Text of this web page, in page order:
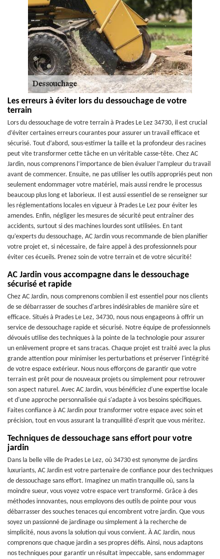
Les erreurs à éviter lors du dessouchage de votre
terrain
Lors du dessouchage de votre terrain à Prades Le Lez 34730, il est crucial
d’éviter certaines erreurs courantes pour assurer un travail efficace et
sécurisé. Tout d’abord, sous-estimer la taille et la profondeur des racines
peut vite transformer cette tâche en un véritable casse-tête. Chez AC
Jardin, nous comprenons l’importance de bien évaluer l’ampleur du travail
avant de commencer. Ensuite, ne pas utiliser les outils appropriés peut non
seulement endommager votre matériel, mais aussi rendre le processus
beaucoup plus long et laborieux. Il est aussi essentiel de se renseigner sur
les réglementations locales en vigueur à Prades Le Lez pour éviter les
amendes. Enfin, négliger les mesures de sécurité peut entraîner des
accidents, surtout si des machines lourdes sont utilisées. En tant
qu’experts du dessouchage, AC Jardin vous recommande de bien planifier
votre projet et, si nécessaire, de faire appel à des professionnels pour
éviter ces écueils. Prenez soin de votre terrain et de votre sécurité!
AC Jardin vous accompagne dans le dessouchage
sécurisé et rapide
Chez AC Jardin, nous comprenons combien il est essentiel pour nos clients
de se débarrasser de souches d'arbres indésirables de manière sûre et
efficace. Situés à Prades Le Lez, 34730, nous nous engageons à offrir un
service de dessouchage rapide et sécurisé. Notre équipe de professionnels
dévoués utilise des techniques à la pointe de la technologie pour assurer
un enlèvement propre et sans tracas. Chaque projet est traité avec la plus
grande attention pour minimiser les perturbations et préserver l'intégrité
de votre espace extérieur. Nous nous efforçons de garantir que votre
terrain est prêt pour de nouveaux projets ou simplement pour retrouver
son aspect naturel. Avec AC Jardin, vous bénéficiez d'une expertise locale
et d'une approche personnalisée qui s'adapte à vos besoins spécifiques.
Faites confiance à AC Jardin pour transformer votre espace avec soin et
précision, tout en vous assurant la tranquillité d'esprit que vous méritez.
Techniques de dessouchage sans effort pour votre
jardin
Dans la belle ville de Prades Le Lez, où 34730 est synonyme de jardins
luxuriants, AC Jardin est votre partenaire de confiance pour des techniques
de dessouchage sans effort. Imaginez un matin tranquille où, sans la
moindre sueur, vous voyez votre espace vert transformé. Grâce à des
méthodes innovantes, nous employons des outils de pointe pour vous
débarrasser des souches tenaces qui encombrent votre jardin. Que vous
soyez un passionné de jardinage ou simplement à la recherche de
simplicité, nous avons la solution qui vous convient. À AC Jardin, nous
comprenons que chaque jardin a ses propres défis. Ainsi, nous adaptons
nos techniques pour garantir un résultat impeccable, sans endommager